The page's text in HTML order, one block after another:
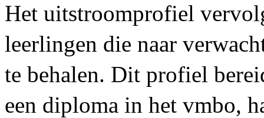
Het uitstroomprofiel
leerlingen die naar
te behalen. Dit profiel
een diploma in het vmbo,